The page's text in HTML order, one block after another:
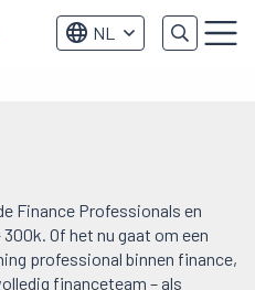
NL Menu
Finance Professionals en
Of het nu gaat om een
professional binnen finance,
financeteam – als